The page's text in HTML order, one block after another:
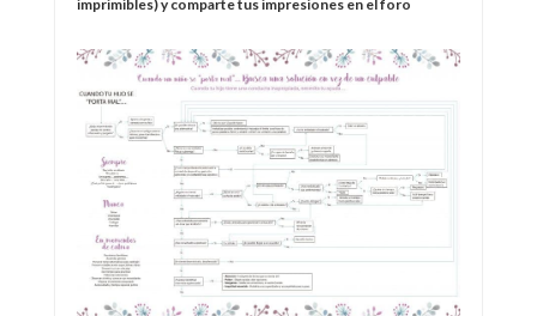
imprimibles) y comparte tus impresiones en el foro